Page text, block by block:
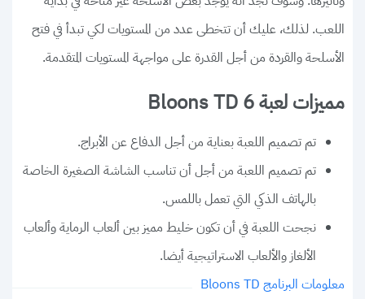
اللعب. لذلك، عليك أن تتخطى عدد من المستويات لكي تبدأ في فتح
الأسلحة والقردة من أجل القدرة على مواجهة المستويات المتقدمة.
مميزات لعبة Bloons TD 6
تم تصميم اللعبة بعناية من أجل الدفاع عن الأبراج.
تم تصميم اللعبة من أجل أن تناسب الشاشة الصغيرة الخاصة
بالهاتف الذكي التي تعمل باللمس.
نجحت اللعبة في أن تكون خليط مميز بين ألعاب الرماية وألعاب
الألغاز والألعاب الاستراتيجية أيضا.
معلومات البرنامج Bloons TD